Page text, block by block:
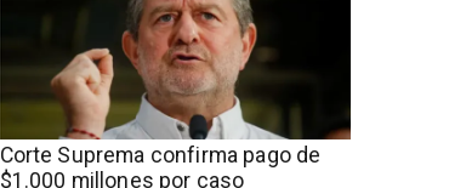
Corte Suprema confirma pago de
$1.000 millones por caso